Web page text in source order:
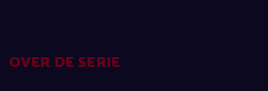
OVER DE SERIE